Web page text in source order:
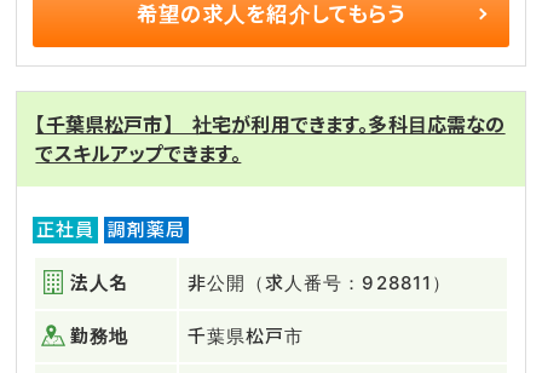
希望の求人を紹介してもらう
【千葉県松戸市】 社宅が利用できます。多科目応需なの
でスキルアップできます。
正社員 調剤薬局
法人名 非公開（求人番号：928811）
勤務地 千葉県松戸市